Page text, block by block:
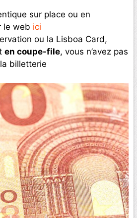
sur place ou en
le web ici
ou la Lisboa Card,
en coupe-file, vous n’avez pas
billetterie